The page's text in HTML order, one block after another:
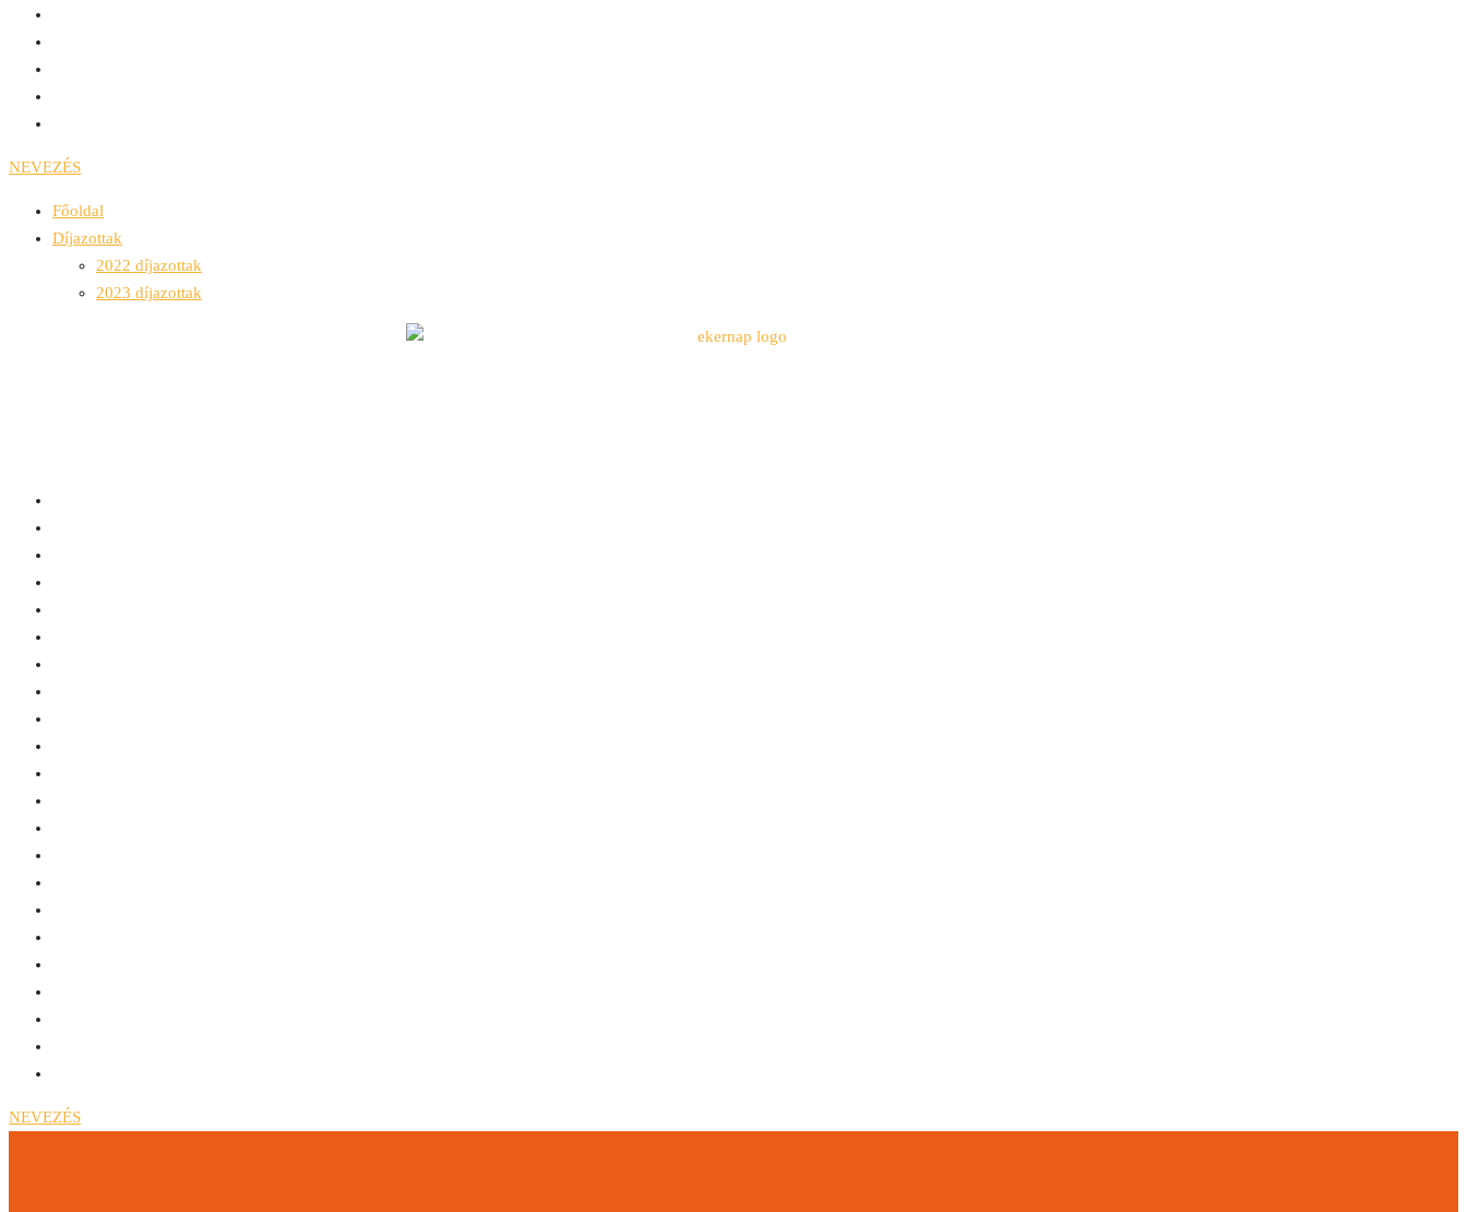
NEVEZÉS
Főoldal
Díjazottak
2022 díjazottak
2023 díjazottak
NEVEZÉS